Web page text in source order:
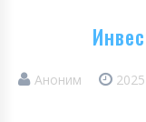
Аноним